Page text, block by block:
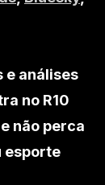
e análises
no R10
e não perca
esporte